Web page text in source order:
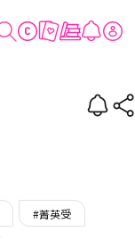
#菁英受